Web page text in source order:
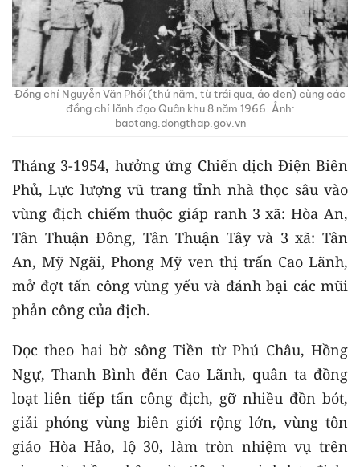
Đồng chí Nguyễn Văn Phối (thứ năm, từ trái qua, áo đen) cùng các
đồng chí lãnh đạo Quân khu 8 năm 1966. Ảnh:
baotang.dongthap.gov.vn
Tháng 3-1954, hưởng ứng Chiến dịch Điện Biên
Phủ, Lực lượng vũ trang tỉnh nhà thọc sâu vào
vùng địch chiếm thuộc giáp ranh 3 xã: Hòa An,
Tân Thuận Đông, Tân Thuận Tây và 3 xã: Tân
An, Mỹ Ngãi, Phong Mỹ ven thị trấn Cao Lãnh,
mở đợt tấn công vùng yếu và đánh bại các mũi
phản công của địch.
Dọc theo hai bờ sông Tiền từ Phú Châu, Hồng
Ngự, Thanh Bình đến Cao Lãnh, quân ta đồng
loạt liên tiếp tấn công địch, gỡ nhiều đồn bót,
giải phóng vùng biên giới rộng lớn, vùng tôn
giáo Hòa Hảo, lộ 30, làm tròn nhiệm vụ trên